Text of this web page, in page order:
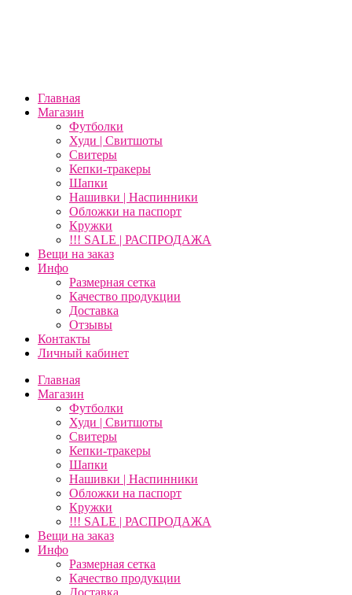
Главная
Магазин
Футболки
Худи | Свитшоты
Свитеры
Кепки-тракеры
Шапки
Нашивки | Наспинники
Обложки на паспорт
Кружки
!!! SALE | РАСПРОДАЖА
Вещи на заказ
Инфо
Размерная сетка
Качество продукции
Доставка
Отзывы
Контакты
Личный кабинет
Главная
Магазин
Футболки
Худи | Свитшоты
Свитеры
Кепки-тракеры
Шапки
Нашивки | Наспинники
Обложки на паспорт
Кружки
!!! SALE | РАСПРОДАЖА
Вещи на заказ
Инфо
Размерная сетка
Качество продукции
Доставка